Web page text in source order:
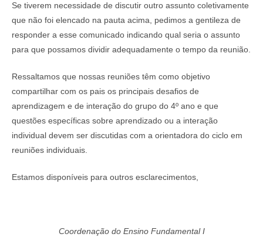
Se tiverem necessidade de discutir outro assunto coletivamente
que não foi elencado na pauta acima, pedimos a gentileza de
responder a esse comunicado indicando qual seria o assunto
para que possamos dividir adequadamente o tempo da reunião.
Ressaltamos que nossas reuniões têm como objetivo
compartilhar com os pais os principais desafios de
aprendizagem e de interação do grupo do 4º ano e que
questões específicas sobre aprendizado ou a interação
individual devem ser discutidas com a orientadora do ciclo em
reuniões individuais.
Estamos disponíveis para outros esclarecimentos,
Coordenação do Ensino Fundamental I